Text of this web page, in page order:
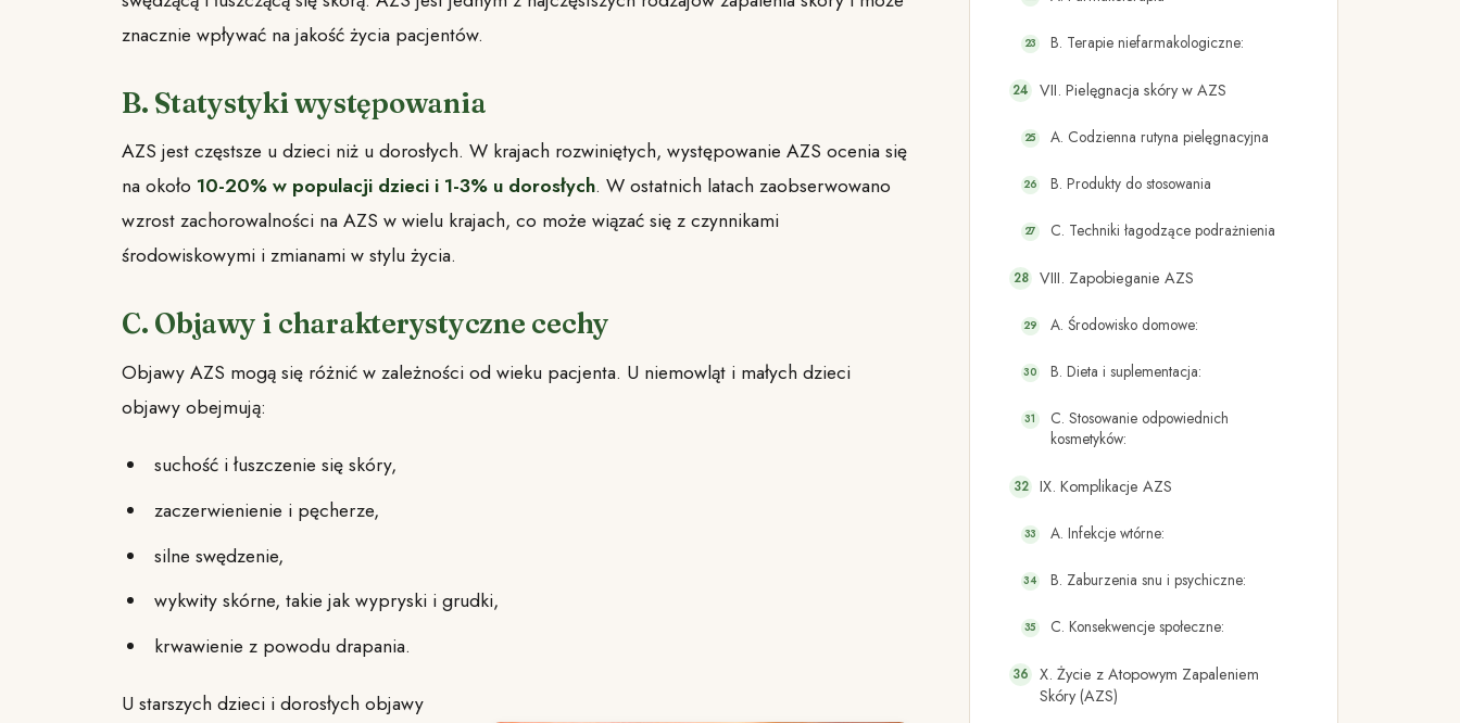
znacznie wpływać na jakość życia pacjentów.
B. Statystyki występowania
AZS jest częstsze u dzieci niż u dorosłych. W krajach rozwiniętych, występowanie AZS ocenia się
na około 10-20% w populacji dzieci i 1-3% u dorosłych. W ostatnich latach zaobserwowano
wzrost zachorowalności na AZS w wielu krajach, co może wiązać się z czynnikami
środowiskowymi i zmianami w stylu życia.
C. Objawy i charakterystyczne cechy
Objawy AZS mogą się różnić w zależności od wieku pacjenta. U niemowląt i małych dzieci
objawy obejmują:
suchość i łuszczenie się skóry,
zaczerwienienie i pęcherze,
silne swędzenie,
wykwity skórne, takie jak wypryski i grudki,
krwawienie z powodu drapania.
U starszych dzieci i dorosłych objawy
B. Terapie niefarmakologiczne:
VII. Pielęgnacja skóry w AZS
A. Codzienna rutyna pielęgnacyjna
B. Produkty do stosowania
C. Techniki łagodzące podrażnienia
VIII. Zapobieganie AZS
A. Środowisko domowe:
B. Dieta i suplementacja:
C. Stosowanie odpowiednich
kosmetyków:
IX. Komplikacje AZS
A. Infekcje wtórne:
B. Zaburzenia snu i psychiczne:
C. Konsekwencje społeczne:
X. Życie z Atopowym Zapaleniem
Skóry (AZS)